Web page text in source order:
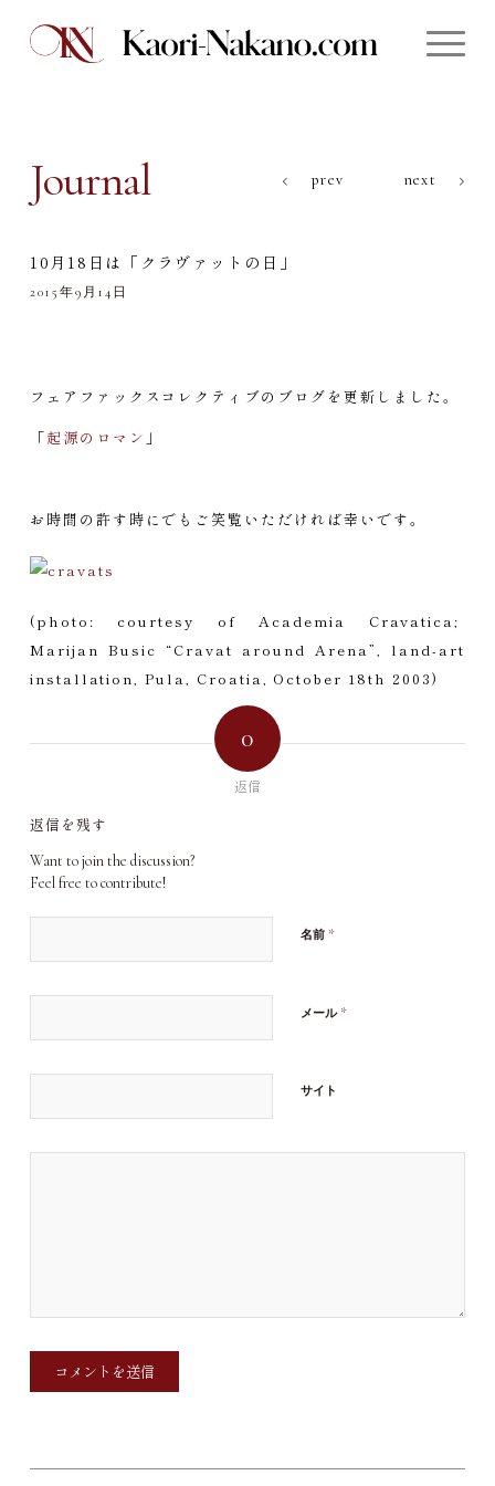
Journal prev next
10月18日は「クラヴァットの日」
2015年9月14日
フェアファックスコレクティブのブログを更新しました。
「起源のロマン 」
お時間の許す時にでもご笑覧いただければ幸いです。
(photo: courtesy of Academia Cravatica;
Marijan Busic “Cravat around Arena”, land-art
installation, Pula, Croatia, October 18th 2003)
0
返信
返信を残す
Want to join the discussion?
Feel free to contribute!
名前 *
メール *
サイト